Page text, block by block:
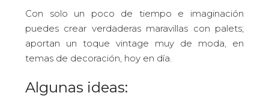
Con solo un poco de tiempo e imaginación
puedes crear verdaderas maravillas con palets;
aportan un toque vintage muy de moda, en
temas de decoración, hoy en día.
Algunas ideas: